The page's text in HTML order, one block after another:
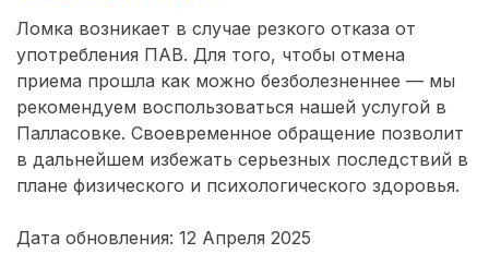
Ломка возникает в случае резкого отказа от
употребления ПАВ. Для того, чтобы отмена
приема прошла как можно безболезненнее — мы
рекомендуем воспользоваться нашей услугой в
Палласовке. Своевременное обращение позволит
в дальнейшем избежать серьезных последствий в
плане физического и психологического здоровья.
Дата обновления: 12 Апреля 2025